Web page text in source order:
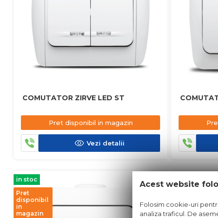
COMUTATOR ZIRVE LED ST
Pret disponibil in magazin
Vezi detalii
in stoc
Pret
disponibil
in
magazin
in stoc
in
magazin
Acest website
Folosim cookie-uri
analiza traficul. De